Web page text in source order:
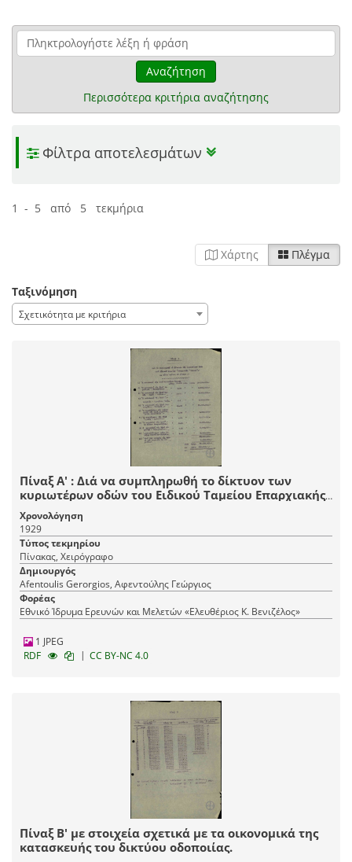
Αναζήτηση
Περισσότερα κριτήρια αναζήτησης
Φίλτρα αποτελεσμάτων
1 - 5 από 5 τεκμήρια
Χάρτης Πλέγμα
Ταξινόμηση
Σχετικότητα με κριτήρια
Πίναξ Α' : Διά να συμπληρωθή το δίκτυον των
κυριωτέρων οδών του Ειδικού Ταμείου Επαρχιακής
Οδοποιϊας Βόλου πρέπει να γίνουν.
Χρονολόγηση
1929
Τύπος τεκμηρίου
Πίνακας, Χειρόγραφο
Δημιουργός
Afentoulis Gerorgios, Αφεντούλης Γεώργιος
Φορέας
Εθνικό Ίδρυμα Ερευνών και Μελετών «Ελευθέριος Κ. Βενιζέλος»
1 JPEG
RDF
| CC BY-NC 4.0
Πίναξ Β' με στοιχεία σχετικά με τα οικονομικά της
κατασκευής του δικτύου οδοποιίας.